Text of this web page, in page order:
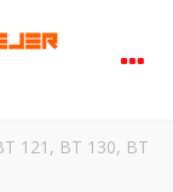
121, BT 130, BT